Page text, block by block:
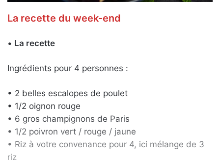
La recette du week-end
• La recette
Ingrédients pour 4 personnes :
• 2 belles escalopes de poulet
• 1/2 oignon rouge
• 6 gros champignons de Paris
• 1/2 poivron vert / rouge / jaune
• Riz à votre convenance pour 4, ici mélange de 3
riz